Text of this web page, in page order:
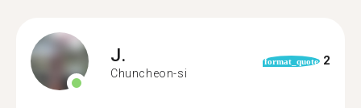
J.
Chuncheon-si
format_quote 2